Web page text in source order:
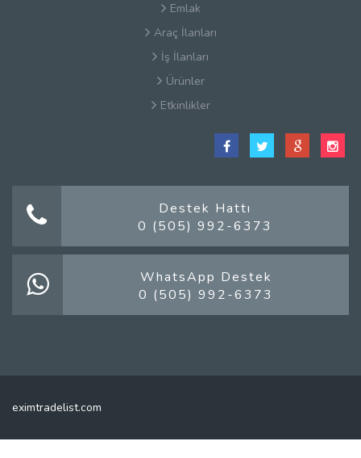
Emlak
Araç İlanları
İş İlanları
Ürünler
Etkinlikler
Satış Sözleşmesi
Güvenlik
Gizlilik Sözleşmesi
Firma Rehberi Nedir?
İletişim
Destek Hattı
0 (505) 992-6373
WhatsApp Destek
0 (505) 992-6373
eximtradelist.com